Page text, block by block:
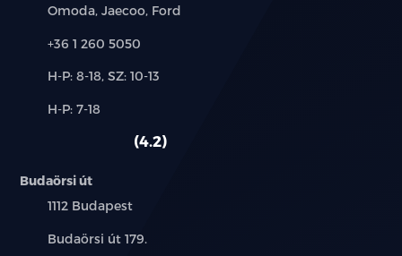
Márkák:
Omoda, Jaecoo, Ford
Telefon:
+36 1 260 5050
Új-
használt
H-P: 8-18, SZ: 10-13
Alkatrész,
H-P: 7-18
4.2
Budaörsi út
Település:
1112 Budapest
Cím:
Budaörsi út 179.